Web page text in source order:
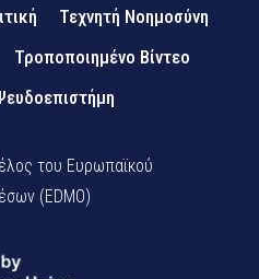
Τεχνητή Νοημοσύνη
Τροποποιημένο Βίντεο
του Ευρωπαϊκού
(EDMO)